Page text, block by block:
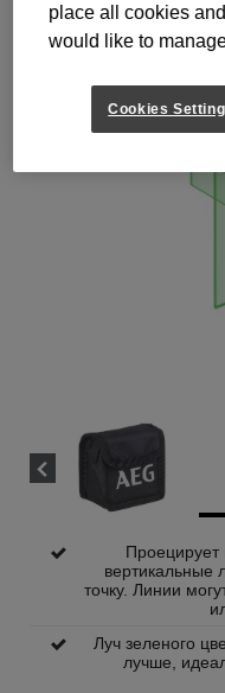
Проецирует
вертикальные
точку. Линии
Луч зеленого
лучше,
place all cookies
would like to
Cookies